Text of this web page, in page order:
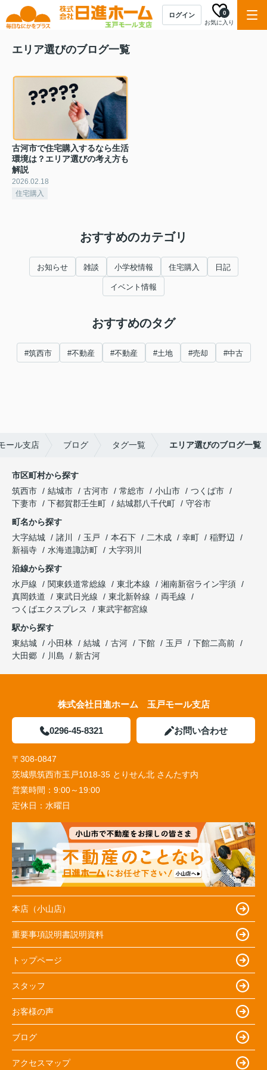
ログイン
お気に入り
0
エリア選びのブログ一覧
古河市で住宅購入するなら生活
環境は？エリア選びの考え方も
解説
2026.02.18
住宅購入
おすすめのカテゴリ
お知らせ 雑談 小学校情報 住宅購入 日記
イベント情報
おすすめのタグ
#筑西市 #不動産 #不動産 #土地 #売却 #中古
ール支店 ブログ タグ一覧 エリア選びのブログ一覧
市区町村から探す
筑西市
結城市 古河市 常総市 小山市
つくば市
下妻市
下都賀郡壬生町 結城郡八千代町
守谷市
町名から探す
大字結城
諸川 玉戸 本石下 二木成 幸町
稲野辺
新福寺
水海道諏訪町
大字羽川
沿線から探す
水戸線
関東鉄道常総線 東北本線
湘南新宿ライン宇須
真岡鉄道
東武日光線 東北新幹線
両毛線
つくばエクスプレス
東武宇都宮線
駅から探す
東結城
小田林 結城 古河 下館 玉戸
下館二高前
大田郷
川島 新古河
株式会社日進ホーム 玉戸モール支店
0296-45-8321 お問い合わせ
〒308-0847
茨城県筑西市玉戸1018-35 とりせん北 さんたす内
営業時間： 9:00～19:00
定休日： 水曜日
本店（小山店）
重要事項説明書説明資料
トップページ
スタッフ
お客様の声
ブログ
アクセスマップ